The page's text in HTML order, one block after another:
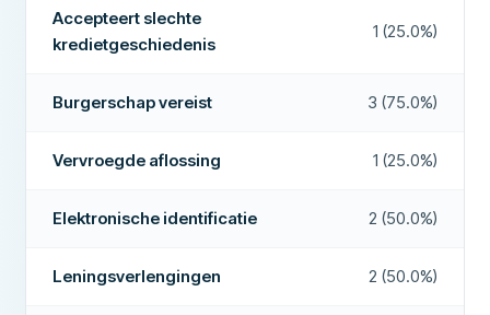
Aanbevolen bedrijf Ja
Meer over dit bedrijf
KENMERKEN
Medeondertekenaar mogelijk
Leningsverlengingen Ja
Accepteert slechte
kredietgeschiedenis
1 (25.0%)
Burgerschap vereist 3 (75.0%)
Vervroegde aflossing 1 (25.0%)
Elektronische identificatie 2 (50.0%)
Leningsverlengingen 2 (50.0%)